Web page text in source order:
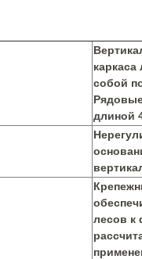
собой
длиной
лесов к